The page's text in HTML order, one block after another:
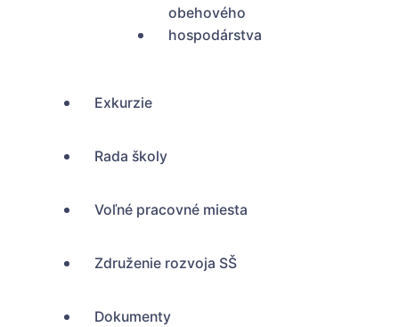
obehového
hospodárstva
Exkurzie
Rada školy
Voľné pracovné miesta
Združenie rozvoja SŠ
Dokumenty